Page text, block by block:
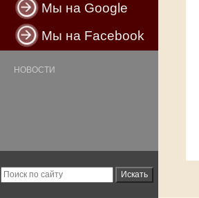
Мы на Google
Мы на Facebook
НОВОСТИ